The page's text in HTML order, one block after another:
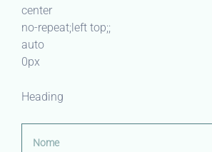
center
no-repeat;left top;;
auto
0px
Heading